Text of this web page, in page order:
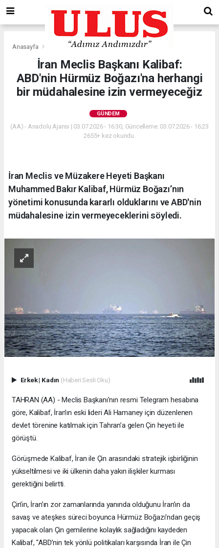
Anasayfa Gündem
İran Meclis Başkanı Kalibaf:
ABD'nin Hürmüz Boğazı'na herhangi
bir müdahalesine izin vermeyeceğiz
GÜNDEM
(AA) - Anadolu Ajansı | 03.07.2026 - 16:30, Güncelleme: 03.07.2026 - 16:23
2655+ kez okundu.
İran Meclis ve Müzakere Heyeti Başkanı
Muhammed Bakır Kalibaf, Hürmüz Boğazı’nın
yönetimi konusunda kararlı olduklarını ve ABD'nin
müdahalesine izin vermeyeceklerini söyledi.
Erkek| Kadın (Haberi Sesli Oku)
TAHRAN (AA) - Meclis Başkanı'nın resmi Telegram hesabına
göre, Kalibaf, İran’ın eski lideri Ali Hamaney için düzenlenen
devlet törenine katılmak için Tahran’a gelen Çin heyeti ile
görüştü.
Görüşmede Kalibaf, İran ile Çin arasındaki stratejik işbirliğinin
yükseltilmesi ve iki ülkenin daha yakın ilişkiler kurması
gerektiğini belirtti.
Çin’in, İran’ın zor zamanlarında yanında olduğunu İran’ın da
savaş ve ateşkes süreci boyunca Hürmüz Boğazı'ndan geçiş
yapacak olan Çin gemilerine kolaylık sağladığını kaydeden
Kalibaf, "ABD’nin tek yönlü politikaları karşısında İran ile Çin